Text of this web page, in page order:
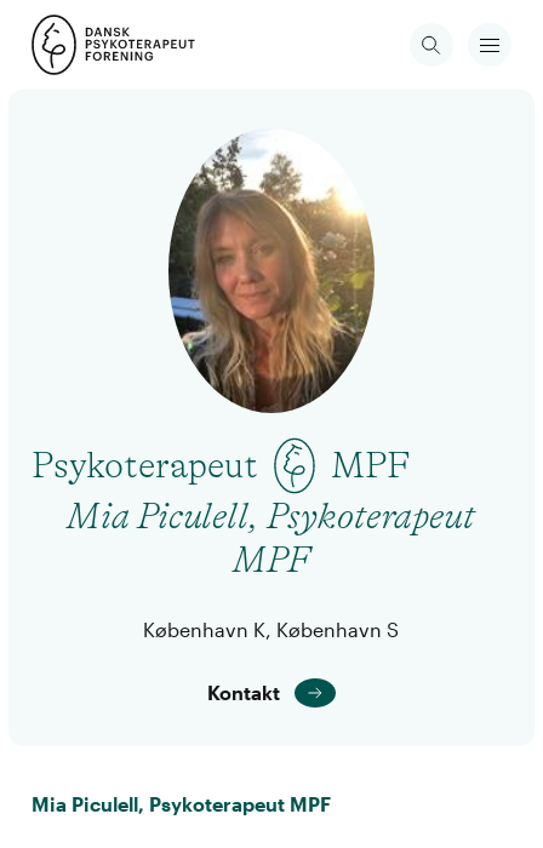
Psykoterapeut
MPF
Mia Piculell, Psykoterapeut
MPF
København K, København S
Kontakt
Mia Piculell, Psykoterapeut MPF